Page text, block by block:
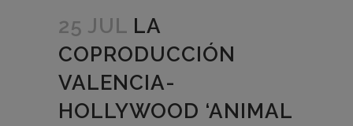
25 JUL LA
COPRODUCCIÓN
VALENCIA-
HOLLYWOOD ‘ANIMAL